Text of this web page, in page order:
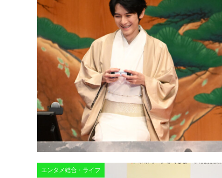
エンタメ総合・ライフ